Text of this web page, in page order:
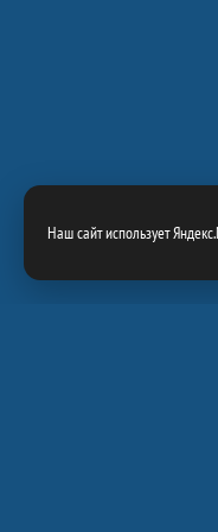
Наш сайт использует